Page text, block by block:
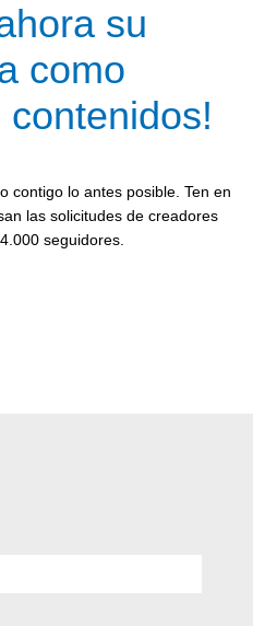
su
como
contigo lo antes posible. Ten en
las solicitudes de creadores
seguidores.